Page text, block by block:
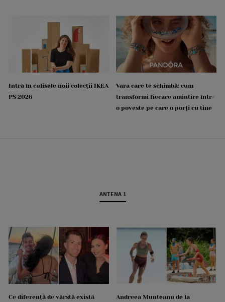
Intră în culisele noii colecții IKEA
PS 2026
Vara care te schimbă: cum
transformi fiecare amintire într-
o poveste pe care o porți cu tine
ANTENA 1
Ce diferență de vârstă există
Andreea Munteanu de la